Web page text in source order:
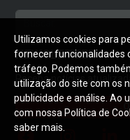
NEWSLETTER
Receba notícias
Utilizamos cookies para
fornecer funcionalidades
tráfego. Podemos
utilização do site com os
publicidade e análise. Ao
com nossa Política de
saber mais.